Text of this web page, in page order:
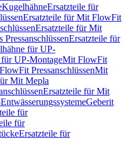
KugelhähneErsatzteile für
Ersatzteile für Mit FlowFit
Ersatzteile für Mit
PressanschlüssenErsatzteile für
für UP-
UP-MontageMit FlowFit
PressanschlüssenMit
Mit Mepla
Ersatzteile für Mit
Geberit
für
für
Ersatzteile für